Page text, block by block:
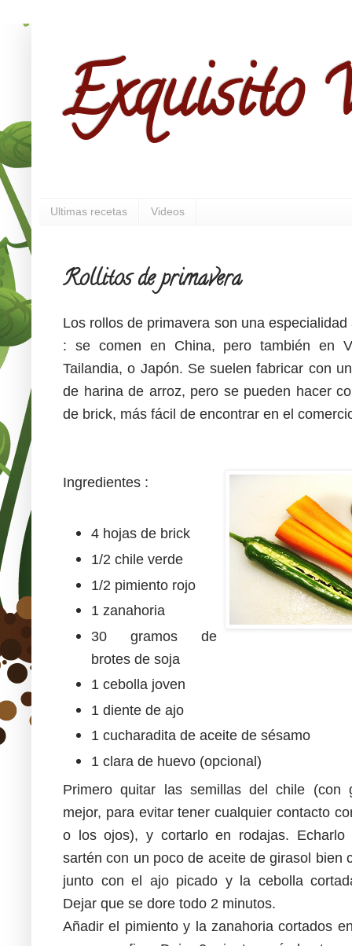
Exquisito
Ultimas recetas Videos
Rollitos de primavera
Los rollos de primavera son una especialidad
: se comen en China, pero también en
Tailandia, o Japón. Se suelen fabricar con
de harina de arroz, pero se pueden hacer
de brick, más fácil de encontrar en el
Ingredientes :
4 hojas de brick
1/2 chile verde
1/2 pimiento rojo
1 zanahoria
30 gramos de
brotes de soja
1 cebolla joven
1 diente de ajo
1 cucharadita de aceite de sésamo
1 clara de huevo (opcional)
Primero quitar las semillas del chile (con
mejor, para evitar tener cualquier contacto
o los ojos), y cortarlo en rodajas. Echarlo
sartén con un poco de aceite de girasol bien
junto con el ajo picado y la cebolla
Dejar que se dore todo 2 minutos.
Añadir el pimiento y la zanahoria cortados